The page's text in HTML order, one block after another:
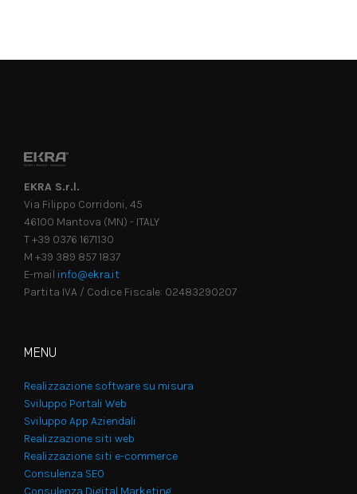
EKRA S.r.l.
Via Filippo Corridoni, 45
46100 Mantova (MN) - ITALY
T +39 0376 1671130
M +39 389 857 1837
E-mail info@ekra.it
Partita IVA / Codice Fiscale: 02483290207
MENU
Realizzazione software su misura
Sviluppo Portali Web
Sviluppo App Aziendali
Realizzazione siti web
Realizzazione siti e-commerce
Consulenza SEO
Consulenza Digital Marketing